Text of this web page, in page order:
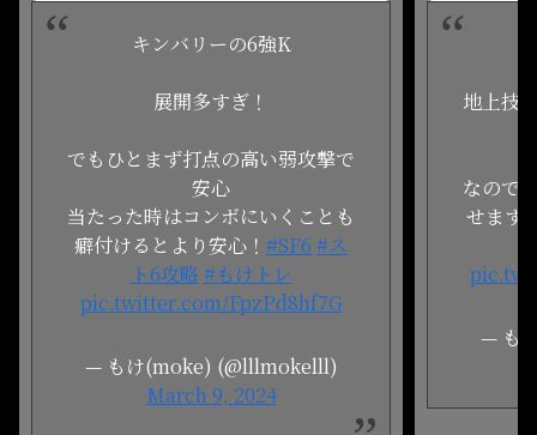
キンバリーの6強K
展開多すぎ！
でもひとまず打点の高い弱攻撃で
安心
当たった時はコンボにいくことも
癖付けるとより安心！ #SF6 #ス
ト6攻略 #もけトレ
pic.twitter.com/FpzPd8hf7G
— もけ(moke) (@lllmokelll)
March 9, 2024
地上技
なので
せます
— も